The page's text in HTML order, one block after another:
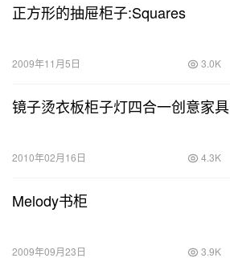
正方形的抽屉柜子:Squares
2009年11月5日 3.0K
镜子烫衣板柜子灯四合一创意家具
2010年02月16日 4.3K
Melody书柜
2009年09月23日 3.9K